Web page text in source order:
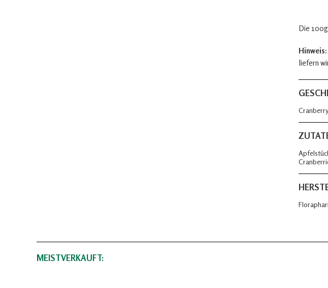
Die
Hinweis:
liefern
MEISTVERKAUFT: